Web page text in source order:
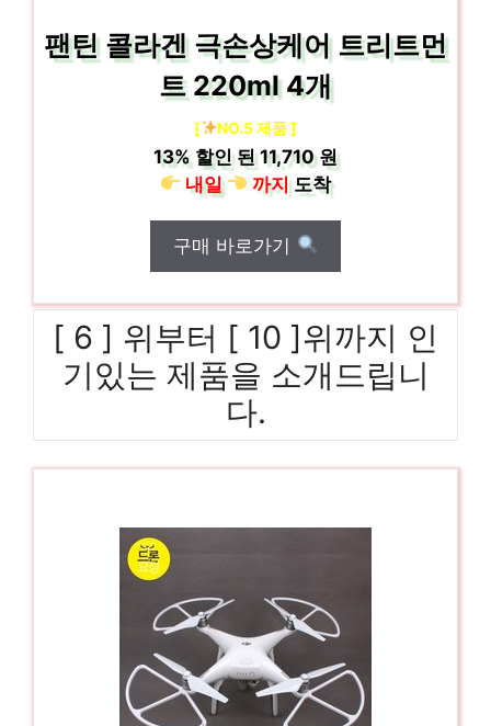
팬틴 콜라겐 극손상케어 트리트먼
트 220ml 4개
[ NO.5 제품 ]
13% 할인 된11,710 원
내일
까지도착
구매 바로가기
[ 6 ] 위부터 [ 10 ]위까지 인
기있는 제품을 소개드립니
다.